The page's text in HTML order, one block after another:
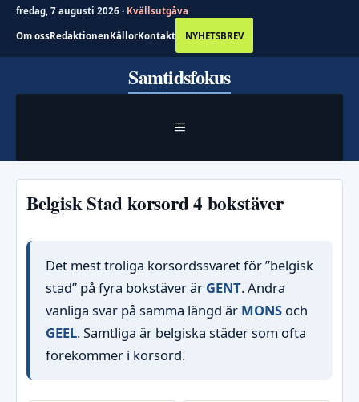
fredag, 7 augusti 2026 · Kvällsutgåva
Om ossRedaktionenKällorKontakt NYHETSBREV
Samtidsfokus
MENY
Belgisk Stad korsord 4 bokstäver
Det mest troliga korsordssvaret för ”belgisk
stad” på fyra bokstäver är GENT. Andra
vanliga svar på samma längd är MONSoch
GEEL. Samtliga är belgiska städer som ofta
förekommer i korsord.